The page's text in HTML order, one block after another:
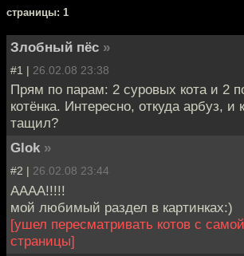
cтраницы: 1
Злобный пёс »
#1 | 26.02.08 23:38
Прям по парам: 2 суровых кота и 2
котёнка. Интересно, откуда арбуз, и
тащил?
Glok »
#2 | 26.02.08 23:44
АААА!!!!!
мой любимый раздел в картинках:)
[ушел пересматривать котов с
страницы]